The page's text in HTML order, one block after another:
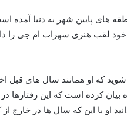
و یکی از منطقه های پایین شهر به دنیا
لقب هنری سهراب ام جی را
که او همانند سال‌ های قبل
کرده است که این رفتارها
او با این که سال ها در خارج